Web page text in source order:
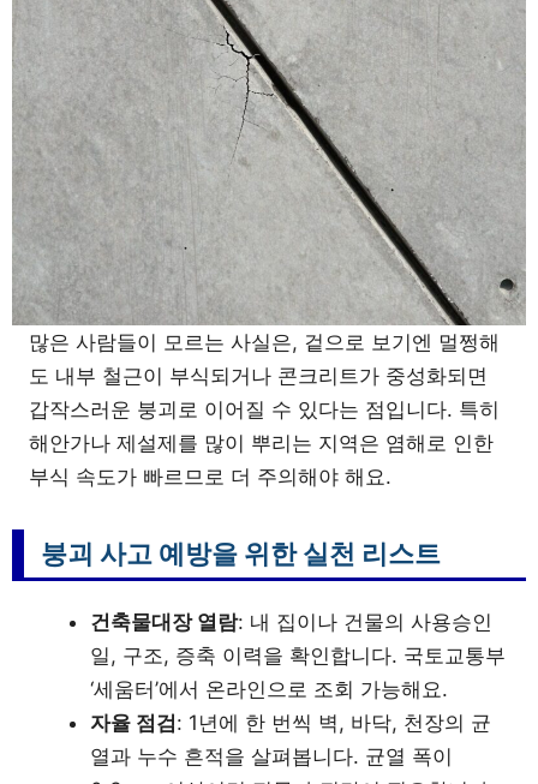
많은 사람들이 모르는 사실은, 겉으로 보기엔 멀쩡해
도 내부 철근이 부식되거나 콘크리트가 중성화되면
갑작스러운 붕괴로 이어질 수 있다는 점입니다. 특히
해안가나 제설제를 많이 뿌리는 지역은 염해로 인한
부식 속도가 빠르므로 더 주의해야 해요.
붕괴 사고 예방을 위한 실천 리스트
건축물대장 열람: 내 집이나 건물의 사용승인
일, 구조, 증축 이력을 확인합니다. 국토교통부
‘세움터’에서 온라인으로 조회 가능해요.
자율 점검 : 1년에 한 번씩 벽, 바닥, 천장의 균
열과 누수 흔적을 살펴봅니다. 균열 폭이